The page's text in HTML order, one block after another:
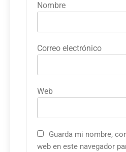
Nombre
Correo electrónico
Web
Guarda mi nombre,
web en este navegador